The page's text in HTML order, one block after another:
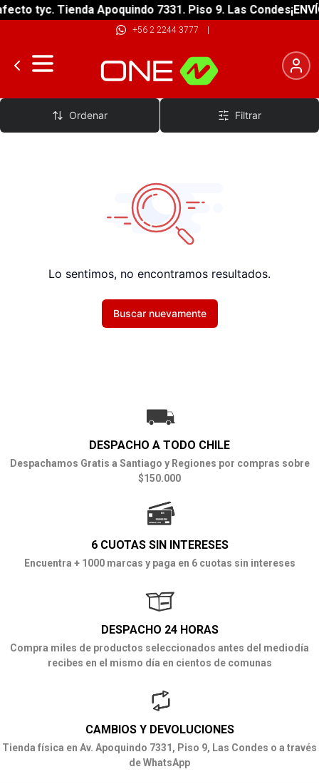
tyc. Tienda Apoquindo 7331. Piso 9. Las Condes
+56 2 2244 3777 |
Grips SUP
Ordenar Filtrar
Lo sentimos, no encontramos resultados.
Buscar nuevamente
DESPACHO A TODO CHILE
Despachamos Gratis a Santiago y Regiones por compras sobre
$150.000
6 CUOTAS SIN INTERESES
Encuentra + 1000 marcas y paga en 6 cuotas sin intereses
DESPACHO 24 HORAS
Compra miles de productos seleccionados antes del mediodía
recibes en el mismo día en cientos de comunas
CAMBIOS Y DEVOLUCIONES
Tienda física en Av. Apoquindo 7331, Piso 9, Las Condes o a través
de WhatsApp